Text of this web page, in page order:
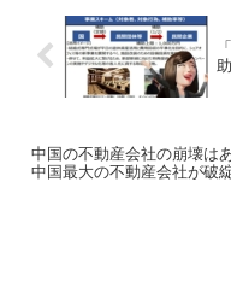
中国の不動産会社の崩壊は
中国最大の不動産会社が破